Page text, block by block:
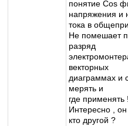
понятие Cos
напряжения и
тока в
Не помешает
разряд
векторных
диаграммах и
мерять и
где применять !
Интересно ,
кто другой ?